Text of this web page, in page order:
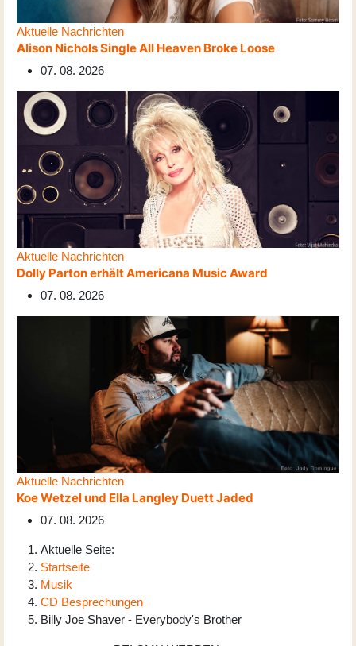
Aktuelle Nachrichten
Alison Nichols Single All Heaven Broke Loose
07. 08. 2026
Aktuelle Nachrichten
Dolly Parton erhält Americana Music Award
07. 08. 2026
Aktuelle Nachrichten
Koe Wetzel und Ella Langley Duett Jaded
07. 08. 2026
Aktuelle Seite:
Startseite
Musik
CD Besprechungen
Billy Joe Shaver - Everybody's Brother